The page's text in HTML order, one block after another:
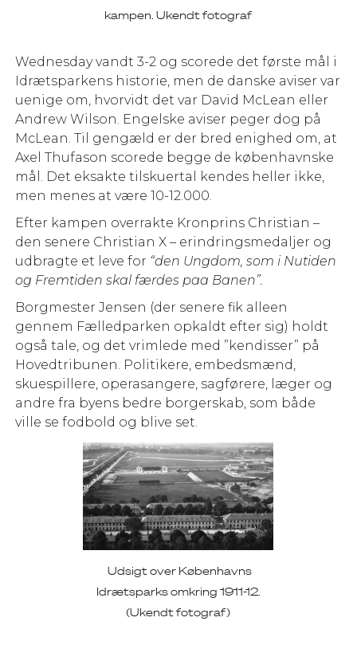
kampen. Ukendt fotograf
Wednesday vandt 3-2 og scorede det første mål i
Idrætsparkens historie, men de danske aviser var
uenige om, hvorvidt det var David McLean eller
Andrew Wilson. Engelske aviser peger dog på
McLean. Til gengæld er der bred enighed om, at
Axel Thufason scorede begge de københavnske
mål. Det eksakte tilskuertal kendes heller ikke,
men menes at være 10-12.000.
Efter kampen overrakte Kronprins Christian –
den senere Christian X – erindringsmedaljer og
udbragte et leve for “den Ungdom, som i Nutiden
og Fremtiden skal færdes paa Banen”.
Borgmester Jensen (der senere fik alleen
gennem Fælledparken opkaldt efter sig) holdt
også tale, og det vrimlede med ”kendisser” på
Hovedtribunen. Politikere, embedsmænd,
skuespillere, operasangere, sagførere, læger og
andre fra byens bedre borgerskab, som både
ville se fodbold og blive set.
Udsigt over Københavns
Idrætsparks omkring 1911-12.
(Ukendt fotograf)